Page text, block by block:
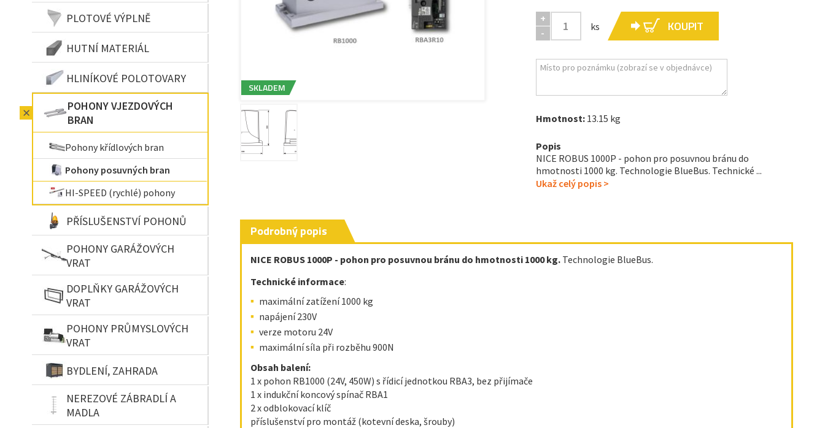
PLOTOVÉ VÝPLNĚ
HUTNÍ MATERIÁL
HLINÍKOVÉ POLOTOVARY
POHONY VJEZDOVÝCH
BRAN
Pohony křídlových bran
Pohony posuvných bran
HI-SPEED (rychlé) pohony
PŘÍSLUŠENSTVÍ POHONŮ
POHONY GARÁŽOVÝCH
VRAT
DOPLŇKY GARÁŽOVÝCH
VRAT
POHONY PRŮMYSLOVÝCH
VRAT
BYDLENÍ, ZAHRADA
NEREZOVÉ ZÁBRADLÍ A
MADLA
SKLADEM
+
-
ks KOUPIT
Hmotnost:13.15 kg
Popis
NICE ROBUS 1000P - pohon pro posuvnou bránu do
hmotnosti 1000 kg. Technologie BlueBus. Technické ...
Ukaž celý popis >
Podrobný popis
NICE ROBUS 1000P - pohon pro posuvnou bránu do hmotnosti 1000 kg. Technologie BlueBus.
Technické informace:
maximální zatížení 1000 kg
napájení 230V
verze motoru 24V
maximální síla při rozběhu 900N
Obsah balení:
1 x pohon RB1000 (24V, 450W) s řídicí jednotkou RBA3, bez přijímače
1 x indukční koncový spínač RBA1
2 x odblokovací klíč
příslušenství pro montáž (kotevní deska, šrouby)